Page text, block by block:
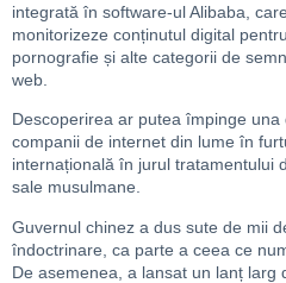
integrată în software-ul Alibaba,
monitorizeze conținutul digital
pornografie și alte categorii de
web.
Descoperirea ar putea împinge
companii de internet din lume în
internațională în jurul tratamentului
sale musulmane.
Guvernul chinez a dus sute de mii
îndoctrinare, ca parte a ceea ce
De asemenea, a lansat un lanț larg